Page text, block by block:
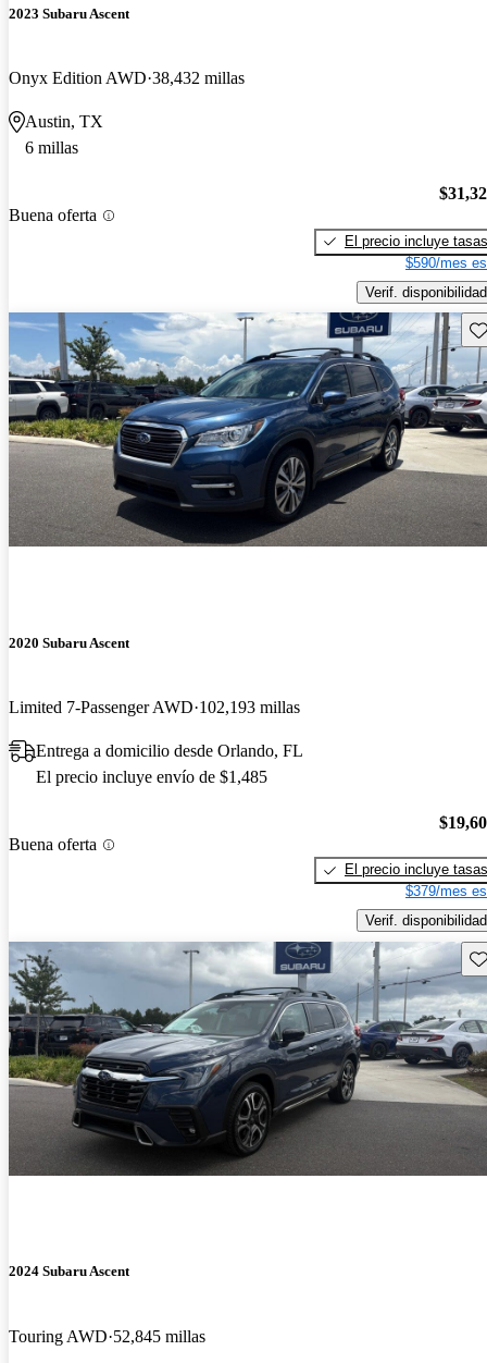
2023 Subaru Ascent
Onyx Edition AWD 38,432 millas
Austin, TX
6 millas
Buena oferta
El precio incluye tasas
$590/mes
Verif. disponibilidad
2020 Subaru Ascent
Limited 7-Passenger AWD 102,193 millas
Entrega a domicilio desde Orlando, FL
El precio incluye envío de $1,485
Buena oferta
El precio incluye tasas
$379/mes
Verif. disponibilidad
2024 Subaru Ascent
Touring AWD 52,845 millas